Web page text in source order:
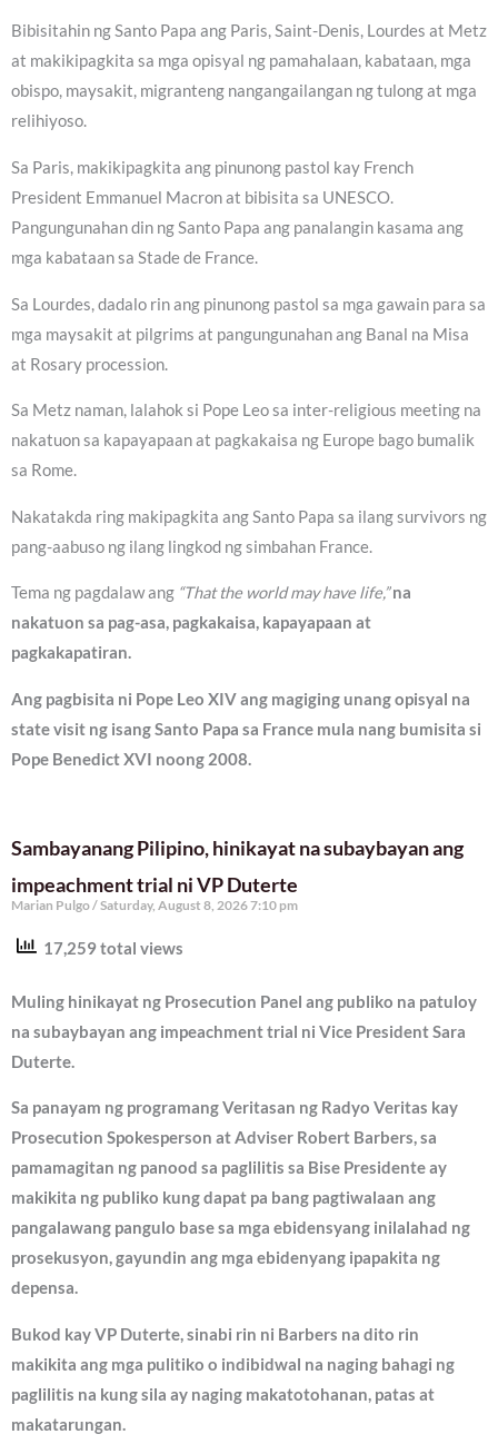
Bibisitahin ng Santo Papa ang Paris, Saint-Denis, Lourdes at Metz
at makikipagkita sa mga opisyal ng pamahalaan, kabataan, mga
obispo, maysakit, migranteng nangangailangan ng tulong at mga
relihiyoso.
Sa Paris, makikipagkita ang pinunong pastol kay French
President Emmanuel Macron at bibisita sa UNESCO.
Pangungunahan din ng Santo Papa ang panalangin kasama ang
mga kabataan sa Stade de France.
Sa Lourdes, dadalo rin ang pinunong pastol sa mga gawain para sa
mga maysakit at pilgrims at pangungunahan ang Banal na Misa
at Rosary procession.
Sa Metz naman, lalahok si Pope Leo sa inter-religious meeting na
nakatuon sa kapayapaan at pagkakaisa ng Europe bago bumalik
sa Rome.
Nakatakda ring makipagkita ang Santo Papa sa ilang survivors ng
pang-aabuso ng ilang lingkod ng simbahan France.
Tema ng pagdalaw ang “That the world may have life,”na
nakatuon sa pag-asa, pagkakaisa, kapayapaan at
pagkakapatiran.
Ang pagbisita ni Pope Leo XIV ang magiging unang opisyal na
state visit ng isang Santo Papa sa France mula nang bumisita si
Pope Benedict XVI noong 2008.
Sambayanang Pilipino, hinikayat na subaybayan ang
impeachment trial ni VP Duterte
Marian Pulgo Saturday, August 8, 2026 7:10 pm
17,259 total views
Muling hinikayat ng Prosecution Panel ang publiko na patuloy
na subaybayan ang impeachment trial ni Vice President Sara
Duterte.
Sa panayam ng programang Veritasan ng Radyo Veritas kay
Prosecution Spokesperson at Adviser Robert Barbers, sa
pamamagitan ng panood sa paglilitis sa Bise Presidente ay
makikita ng publiko kung dapat pa bang pagtiwalaan ang
pangalawang pangulo base sa mga ebidensyang inilalahad ng
prosekusyon, gayundin ang mga ebidenyang ipapakita ng
depensa.
Bukod kay VP Duterte, sinabi rin ni Barbers na dito rin
makikita ang mga pulitiko o indibidwal na naging bahagi ng
paglilitis na kung sila ay naging makatotohanan, patas at
makatarungan.